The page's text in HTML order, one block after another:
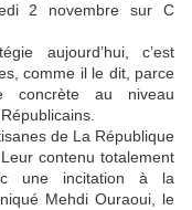
2 novembre sur C
aujourd’hui, c’est
comme il le dit, parce
concrète au niveau
de La République
contenu totalement
une incitation à la
Mehdi Ouraoui, le